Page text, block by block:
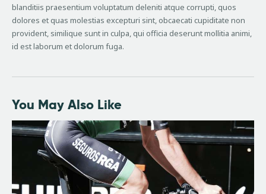
blanditiis praesentium voluptatum deleniti atque corrupti, quos
dolores et quas molestias excepturi sint, obcaecati cupiditate non
provident, similique sunt in culpa, qui officia deserunt mollitia animi,
id est laborum et dolorum fuga.
You May Also Like